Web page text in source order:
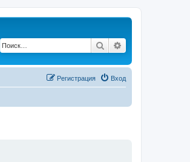
Поиск
Вход
Регистрация